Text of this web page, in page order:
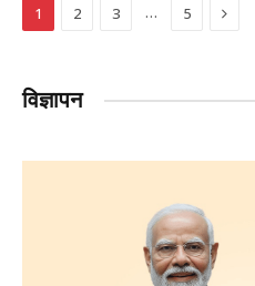
1 2 3 … 5 Next
विज्ञापन